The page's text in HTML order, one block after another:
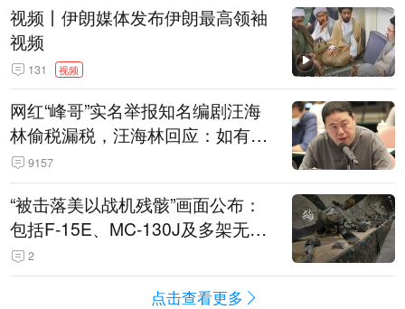
视频丨伊朗媒体发布伊朗最高领袖
视频
131 视频
网红“峰哥”实名举报知名编剧汪海
林偷税漏税，汪海林回应：如有违
法行为，相关机构自会进行评判和
处理
9157
“被击落美以战机残骸”画面公布：
包括F-15E、MC-130J及多架无人
机 2
点击查看更多